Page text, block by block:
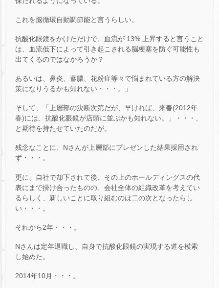
これを脳循環自動調節能と言うらしい。
抗酸化眼鏡をかけただけで、血流が 13% 上昇すると言うこと
は、血流低下によって引き起こされる脳梗塞を防ぐ可能性も
出てくるのではなかろうか？
あるいは、鼻炎、蓄膿、花粉症等々で悩まれている方の解決
策になりうるかも知れない・・・。」
そして、「上層部の決断次第だが、早ければ、来春(2012年
春)には、抗酸化眼鏡が店頭に並ぶかも知れない。」・・・、
と期待を持たせていたのだが。
残念なことに、Nさんが上層部にプレゼンした結果採用され
ず・・・。
更に、自社で却下されて後、その上のホールディングスの代
表にまで掛け合ったものの、会社全体の組織改革を考えてい
るらしく、新しいことに取り組むのは二の次となったらし
い・・・。
それから2年・・・。
Nさんは定年退職し、自身で抗酸化眼鏡の実現する道を模索
し始めた。
2014年10月・・・。